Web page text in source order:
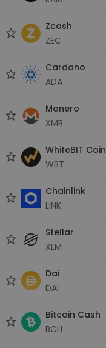
Zcash
ZEC
Cardano
ADA
Monero
XMR
WhiteBIT Coin
WBT
Chainlink
LINK
Stellar
XLM
Dai
DAI
Bitcoin Cash
BCH